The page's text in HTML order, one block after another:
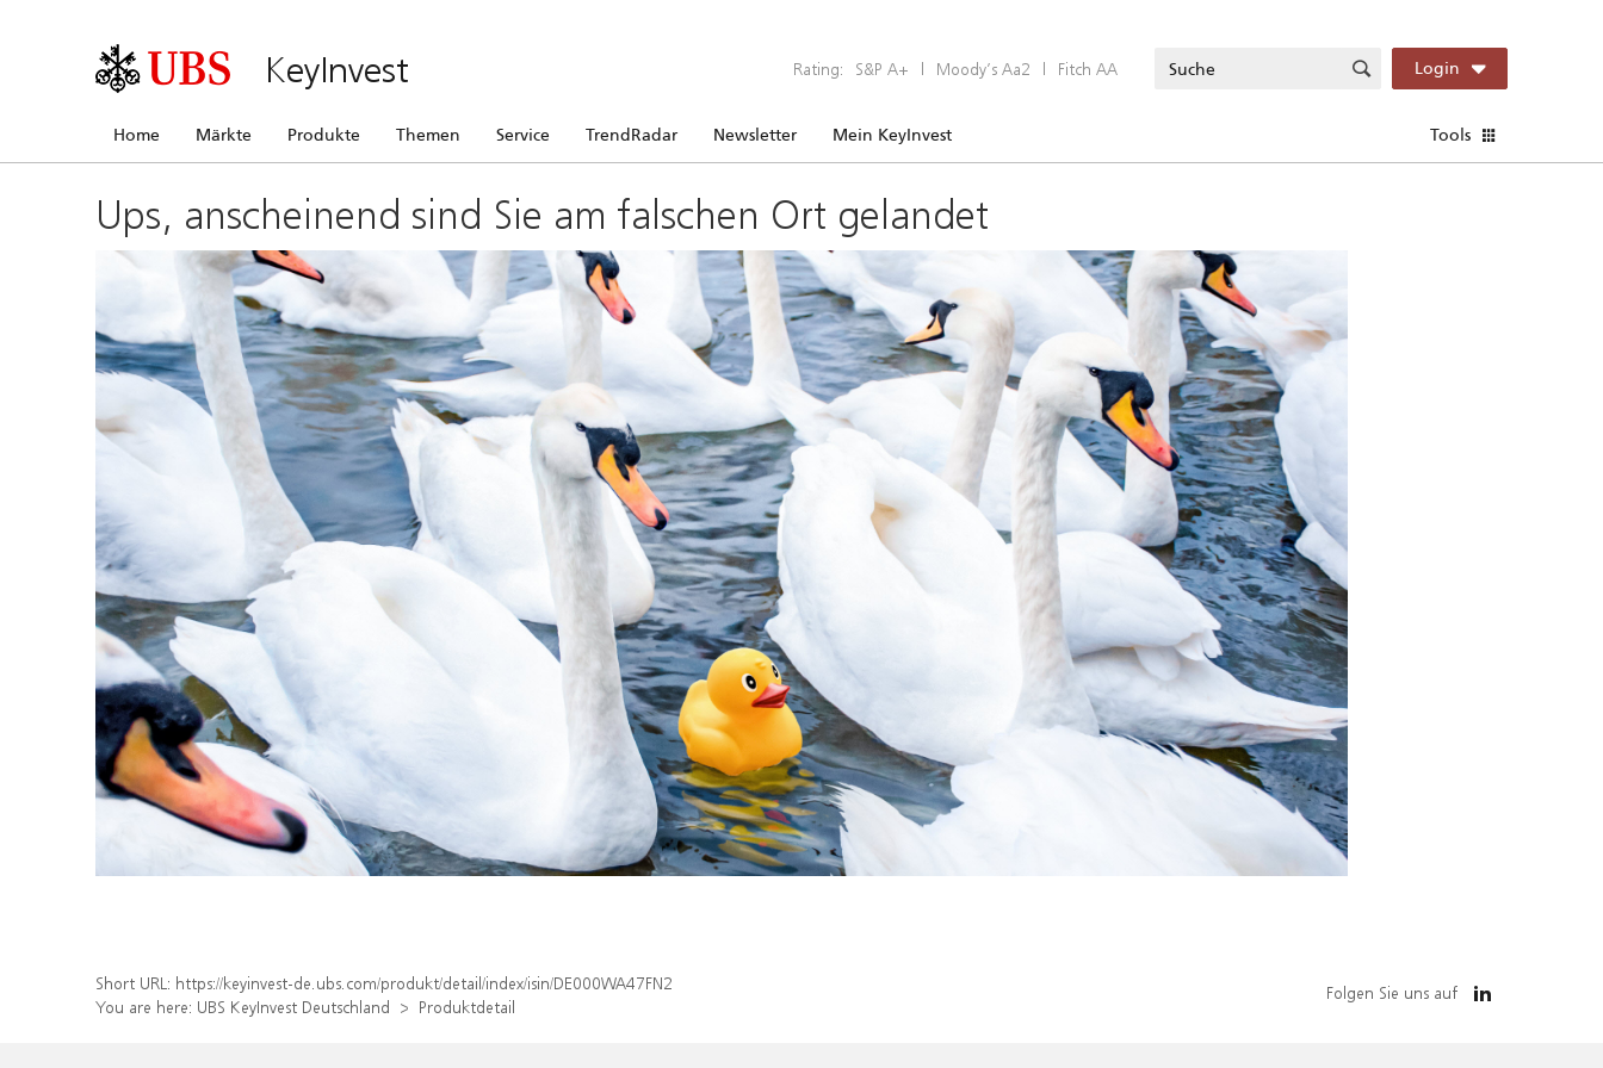
KeyInvest Rating: S&P A+ | Moody’s Aa2 | Fitch AA Login
Home Märkte Produkte Themen Service TrendRadar Newsletter Mein KeyInvest Tools
Ups, anscheinend sind Sie am falschen Ort gelandet
Short URL: https://keyinvest-de.ubs.com/produkt/detail/index/isin/DE000WA47FN2
You are here: UBS KeyInvest Deutschland Produktdetail
Folgen Sie uns auf